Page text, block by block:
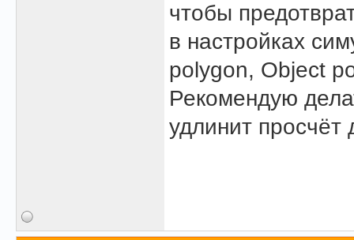
чтобы
в настройках
polygon, Object
Рекомендую
удлинит просчёт